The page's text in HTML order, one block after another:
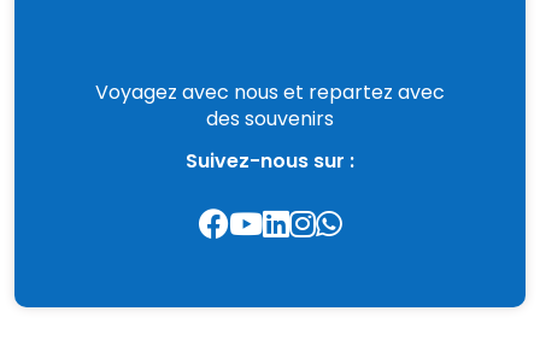
Voyagez avec nous et repartez avec
des souvenirs
Suivez-nous sur :